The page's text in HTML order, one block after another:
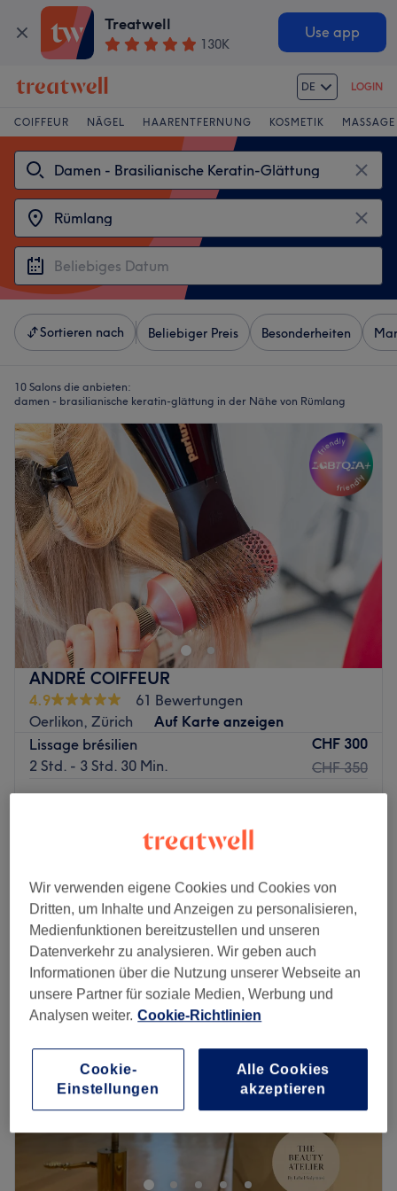
Treatwell
130K
Use app
DE LOGIN
COIFFEUR NÄGEL HAARENTFERNUNG KOSMETIK MASSAGE
Sortieren nach Beliebiger Preis Besonderheiten
10 Salons die anbieten:
damen - brasilianische keratin-glättung in der Nähe von Rümlang
ANDRÉ COIFFEUR
4.9
61 Bewertungen
Oerlikon, Zürich
Auf Karte anzeigen
Lissage brésilien
2 Std. - 3 Std. 30 Min.
CHF 300
CHF 350
Stiratura alla Cheratina
Damen - Keratinbehandlung
Schnellansicht Saloninfos
Montag 10:00–20:00
Dienstag
10:00–20:00
Mittwoch
10:00– 20:00
Donnerstag
Samstag
Geschlossen
Sonntag
Geschlossen
Suchst du einen ausgezeichneten Friseur in deiner Nähe?
Dann ist der Salon Coiffeur Andre in Zürich, Kreis 11 wie
für dich gemacht. Hier wirst du verwöhnt und deine
individuelle Wunschfrisur wird mit passender Beratung
Wir verwenden eigene Cookies und Cookies von
Dritten, um Inhalte und Anzeigen zu personalisieren,
Medienfunktionen bereitzustellen und unseren
Datenverkehr zu analysieren. Wir geben auch
Informationen über die Nutzung unserer Webseite an
unsere Partner für soziale Medien, Werbung und
Analysen weiter. Cookie-Richtlinien
Alle Cookies
akzeptieren
Cookie-
Einstellungen